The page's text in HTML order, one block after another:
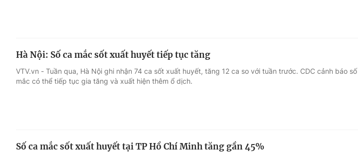
Điện ảnh
Âm nhạc
Sao
Du lịch
Làm đẹp
Chất lượng cuộc sống
Học trực tuyến
Hà Nội: Số ca mắc sốt xuất huyết tiếp tục tăng
VTV.vn - Tuần qua, Hà Nội ghi nhận 74 ca sốt xuất huyết, tăng 12 ca so với tuần trước. CDC cảnh báo số
mắc có thể tiếp tục gia tăng và xuất hiện thêm ổ dịch.
Số ca mắc sốt xuất huyết tại TP Hồ Chí Minh tăng gần 45%